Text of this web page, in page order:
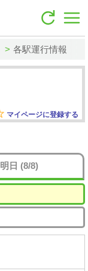
各駅運行情報
マイページに登録する
明日 (8/8)